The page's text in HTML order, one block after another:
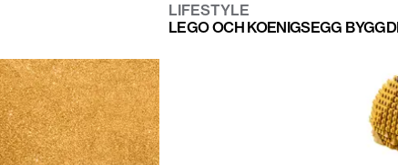
LIFESTYLE
LEGO OCH KOENIGSEGG